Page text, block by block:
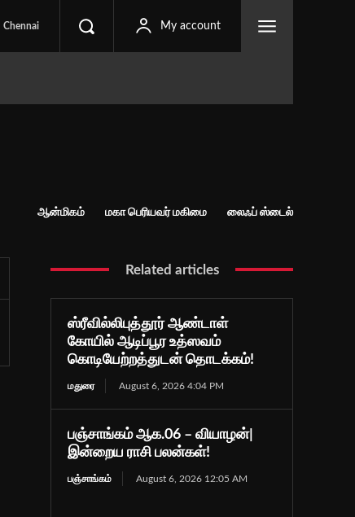
Chennai My account
ஆன்மிகம் மகா பெரியவர் மகிமை லைஃப் ஸ்டைல்
Related articles
ஸ்ரீவில்லிபுத்தூர் ஆண்டாள்
கோயில் ஆடிப்பூர உத்ஸவம்
கொடியேற்றத்துடன் தொடக்கம்!
மதுரை August 6, 2026 4:04 PM
பஞ்சாங்கம் ஆக.06 – வியாழன்|
இன்றைய ராசி பலன்கள்!
பஞ்சாங்கம் August 6, 2026 12:05 AM